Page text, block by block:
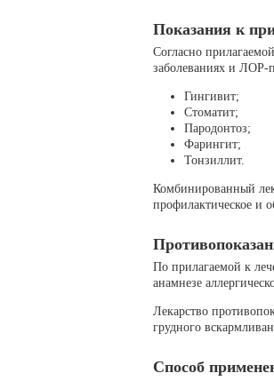
Показания к
Согласно
заболеваниях и ЛОР-
Гингивит;
Стоматит;
Пародонтоз;
Фарингит;
Тонзиллит.
Комбинированный
профилактическое и
По прилагаемой к
анамнезе
Лекарство
грудного
Способ